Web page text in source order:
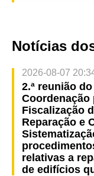
Notícias
2026-08-07
2.ª reunião
Coordenação
Fiscalização
Reparação e
relativas a
de edifícios